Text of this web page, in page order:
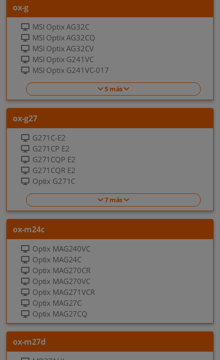
ox-g
MSI Optix AG32C
MSI Optix AG32CQ
MSI Optix AG32CV
MSI Optix G241VC
MSI Optix G241VC-017
5 más
ox-g27
G271C-E2
G271CP E2
G271CQP E2
G271CQR E2
Optix G271C
7 más
ox-m24c
Optix MAG240VC
Optix MAG24C
Optix MAG270CR
Optix MAG270VC
Optix MAG271VCR
Optix MAG27C
Optix MAG27CQ
ox-m27d